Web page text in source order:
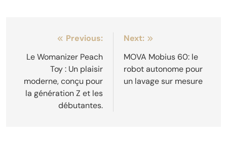
Navigation
de
l’article
Previous:
Le Womanizer Peach
Toy : Un plaisir
moderne, conçu pour
la génération Z et les
débutantes.
Next:
MOVA Mobius 60: le
robot autonome pour
un lavage sur mesure